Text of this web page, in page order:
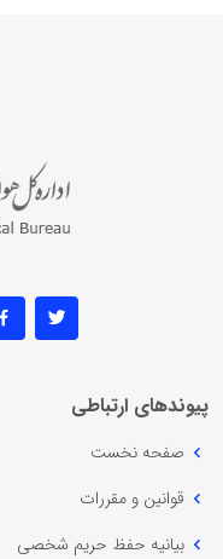
پیوندهای ارتباطی
صفحه نخست
قوانین و مقررات
بیانیه حفظ حریم شخصی